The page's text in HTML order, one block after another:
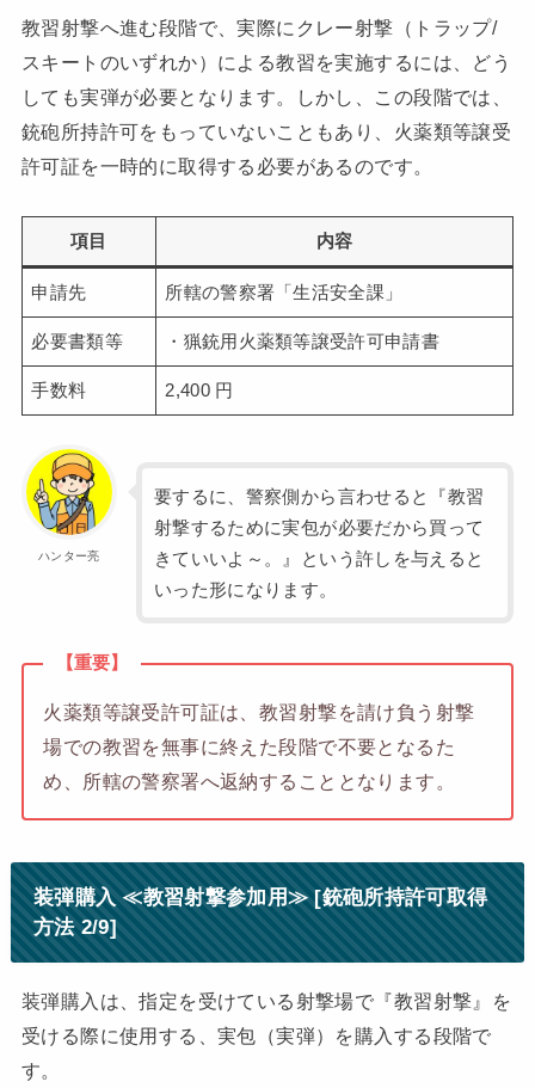
教習射撃へ進む段階で、実際にクレー射撃（トラップ/
スキートのいずれか）による教習を実施するには、どう
しても実弾が必要となります。しかし、この段階では、
銃砲所持許可をもっていないこともあり、火薬類等譲受
許可証を一時的に取得する必要があるのです。
項目 内容
申請先 所轄の警察署「生活安全課」
必要書類等 ・猟銃用火薬類等譲受許可申請書
手数料 2,400 円
ハンター亮
要するに、警察側から言わせると『教習
射撃するために実包が必要だから買って
きていいよ～。』という許しを与えると
いった形になります。
【重要】
火薬類等譲受許可証は、教習射撃を請け負う射撃
場での教習を無事に終えた段階で不要となるた
め、所轄の警察署へ返納することとなります。
装弾購入 ≪教習射撃参加用≫ [銃砲所持許可取得
方法 2/9]
装弾購入は、指定を受けている射撃場で『教習射撃』を
受ける際に使用する、実包（実弾）を購入する段階で
す。